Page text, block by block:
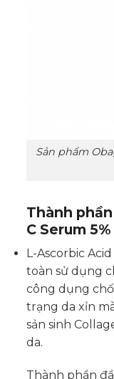
Sản phẩm
Thành
C Serum
L-Ascorbic
toàn sử dụng
công dụng
trạng da xỉn
sản sinh
da.
Thành phần